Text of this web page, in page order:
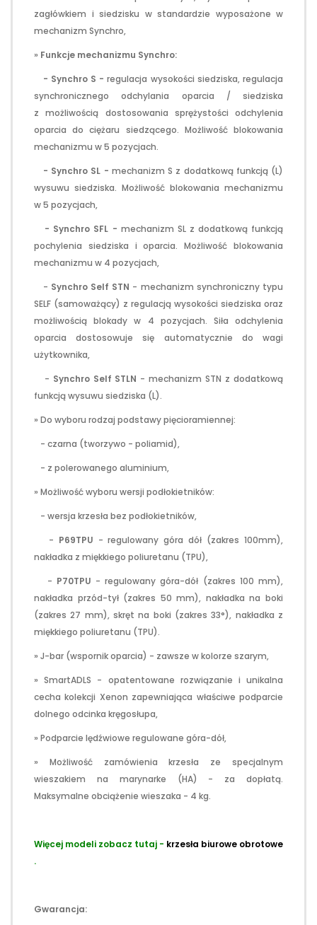
zagłówkiem i siedzisku w standardzie wyposażone w
mechanizm Synchro,
» Funkcje mechanizmu Synchro:
- Synchro S -regulacja wysokości siedziska, regulacja
synchronicznego odchylania oparcia / siedziska
z możliwością dostosowania sprężystości odchylenia
oparcia do ciężaru siedzącego. Możliwość blokowania
mechanizmu w 5 pozycjach.
- Synchro SL - mechanizm S z dodatkową funkcją (L)
wysuwu siedziska. Możliwość blokowania mechanizmu
w 5 pozycjach,
- Synchro SFL - mechanizm SL z dodatkową funkcją
pochylenia siedziska i oparcia. Możliwość blokowania
mechanizmu w 4 pozycjach,
- Synchro Self STN - mechanizm synchroniczny typu
SELF (samoważący) z regulacją wysokości siedziska oraz
możliwością blokady w 4 pozycjach. Siła odchylenia
oparcia dostosowuje się automatycznie do wagi
użytkownika,
- Synchro Self STLN - mechanizm STN z dodatkową
funkcją wysuwu siedziska (L).
» Do wyboru rodzaj podstawy pięcioramiennej:
- czarna (tworzywo - poliamid),
- z polerowanego aluminium,
» Możliwość wyboru wersji podłokietników:
- wersja krzesła bez podłokietników,
- P69TPU - regulowany góra dół (zakres 100mm),
nakładka z miękkiego poliuretanu (TPU),
- P70TPU - regulowany góra-dół (zakres 100 mm),
nakładka przód-tył (zakres 50 mm), nakładka na boki
(zakres 27 mm), skręt na boki (zakres 33°), nakładka z
miękkiego poliuretanu (TPU).
» J-bar (wspornik oparcia) - zawsze w kolorze szarym,
» SmartADLS - opatentowane rozwiązanie i unikalna
cecha kolekcji Xenon zapewniająca właściwe podparcie
dolnego odcinka kręgosłupa,
» Podparcie lędźwiowe regulowane góra-dół,
» Możliwość zamówienia krzesła ze specjalnym
wieszakiem na marynarke (HA) - za dopłatą.
Maksymalne obciążenie wieszaka - 4 kg.
Więcej modeli zobacz tutaj - krzesła biurowe obrotowe
.
Gwarancja: